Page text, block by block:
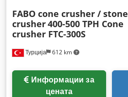
Турција 612 km
FABO cone crusher / stone
crusher400-500 TPH Cone
crusher FTC-300S
цената